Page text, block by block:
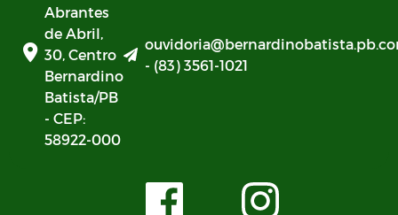
Abrantes
de Abril,
30, Centro
Bernardino
Batista/PB
- CEP:
58922-000
- (83) 3561-1021